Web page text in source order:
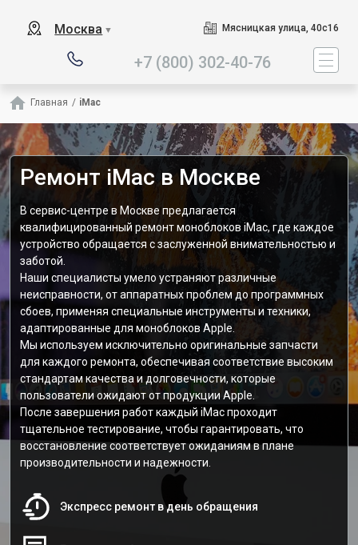
Москва ▼ Мясницкая улица, 40с16
+7 (800) 302-40-76
Главная / iMac
Ремонт iMac в Москве
В сервис-центре в Москве предлагается
квалифицированный ремонт моноблоков iMac, где каждое
устройство обращается с заслуженной внимательностью и
заботой.
Наши специалисты умело устраняют различные
неисправности, от аппаратных проблем до программных
сбоев, применяя специальные инструменты и техники,
адаптированные для моноблоков Apple.
Мы используем исключительно оригинальные запчасти
для каждого ремонта, обеспечивая соответствие высоким
стандартам качества и долговечности, которые
пользователи ожидают от продукции Apple.
После завершения работ каждый iMac проходит
тщательное тестирование, чтобы гарантировать, что
восстановление соответствует ожиданиям в плане
производительности и надежности.
Экспресс ремонт в день обращения